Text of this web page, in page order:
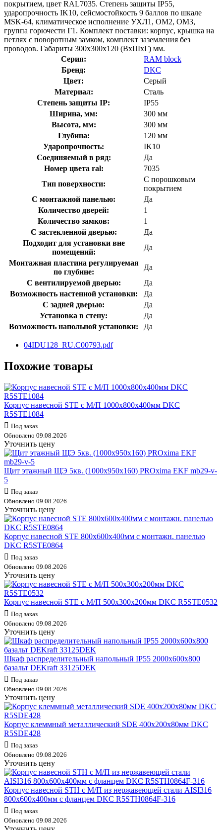
покрытием, цвет RAL7035. Степень защиты IP55,
ударопрочность IK10, сейсмостойкость 9 баллов по шкале
MSK-64, климатическое исполнение УХЛ1, ОМ2, ОМ3,
группа горючести Г1. Комплект поставки: корпус, крышка на
петлях c поворотным замком, комплект заземления без
проводов. Габариты 300x300x120 (ВхШхГ) мм.
Серия:
RAM block
Бренд:
DKC
Цвет:
Серый
Материал:
Сталь
Степень защиты IP:
IP55
Ширина, мм:
300 мм
Высота, мм:
300 мм
Глубина:
120 мм
Ударопрочность:
IK10
Соединяемый в ряд:
Да
Номер цвета ral:
7035
Тип поверхности:
С порошковым
покрытием
С монтажной панелью:
Да
Количество дверей:
1
Количество замков:
1
С застекленной дверью:
Да
Подходит для установки вне
помещений:
Да
Монтажная пластина регулируемая
по глубине:
Да
С вентилируемой дверью:
Да
Возможность настенной установки:
Да
С задней дверью:
Да
Установка в стену:
Да
Возможность напольной установки:
Да
04IDU128_RU.C00793.pdf
Похожие товары
Корпус навесной STE с М/П 1000х800х400мм DKC
R5STE1084
Под заказ
Обновлено 09.08.2026
Уточнить цену
Щит этажный ЩЭ 5кв. (1000х950х160) PROxima EKF mb29-v-
5
Под заказ
Обновлено 09.08.2026
Уточнить цену
Корпус навесной STE 800х600х400мм с монтажн. панелью
DKC R5STE0864
Под заказ
Обновлено 09.08.2026
Уточнить цену
Корпус навесной STE с М/П 500х300х200мм DKC R5STE0532
Под заказ
Обновлено 09.08.2026
Уточнить цену
Шкаф распределительный напольный IP55 2000х600х800
базальт DEKraft 33125DEK
Под заказ
Обновлено 09.08.2026
Уточнить цену
Корпус клеммный металлический SDE 400х200х80мм DKC
R5SDE428
Под заказ
Обновлено 09.08.2026
Уточнить цену
Корпус навесной STH с М/П из нержавеющей стали AISI316
800х600х400мм с фланцем DKC R5STH0864F-316
Под заказ
Обновлено 09.08.2026